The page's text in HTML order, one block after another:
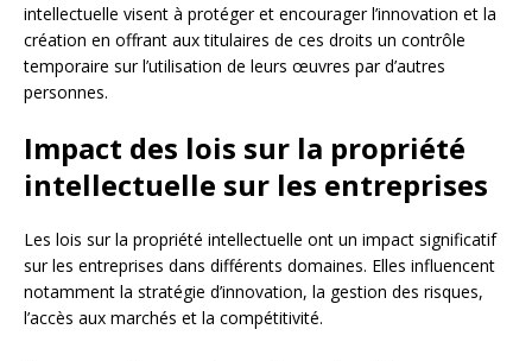
intellectuelle visent à protéger et encourager l’innovation et la
création en offrant aux titulaires de ces droits un contrôle
temporaire sur l’utilisation de leurs œuvres par d’autres
personnes.
Impact des lois sur la propriété
intellectuelle sur les entreprises
Les lois sur la propriété intellectuelle ont un impact significatif
sur les entreprises dans différents domaines. Elles influencent
notamment la stratégie d’innovation, la gestion des risques,
l’accès aux marchés et la compétitivité.